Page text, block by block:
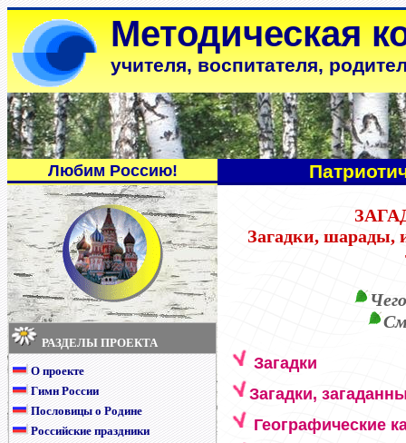
Методическая
учителя, воспитателя,
Любим Россию!
РАЗДЕЛЫ ПРОЕКТА
О проекте
Гимн России
Пословицы о Родине
Российские праздники
Загадки, шарады,
Загадки
Загадки,
Географические